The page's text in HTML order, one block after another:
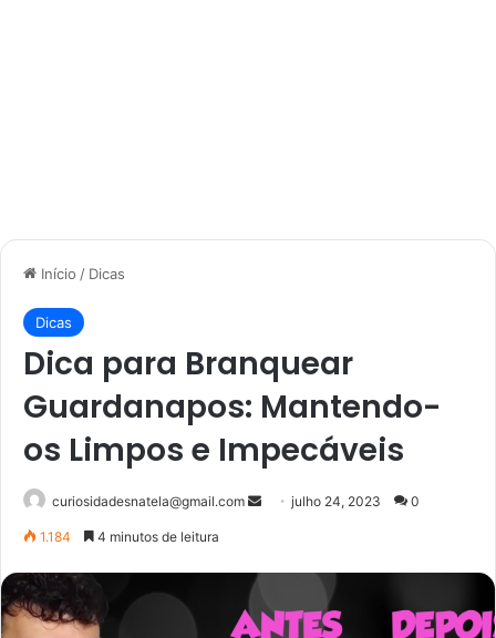
Início / Dicas
Dicas
Dica para Branquear
Guardanapos: Mantendo-
os Limpos e Impecáveis
curiosidadesnatela@gmail.com
Mandejulho 24, 2023 0
1.184 4 minutos de leitura